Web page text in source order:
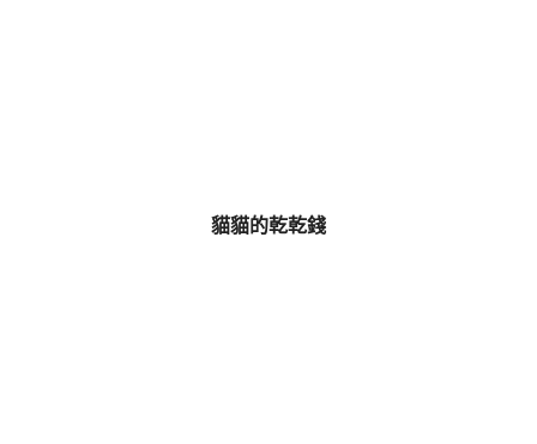
貓貓的乾乾錢